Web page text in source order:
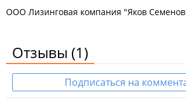
ООО Лизинговая компания "Яков
Отзывы (1)
Подписаться на